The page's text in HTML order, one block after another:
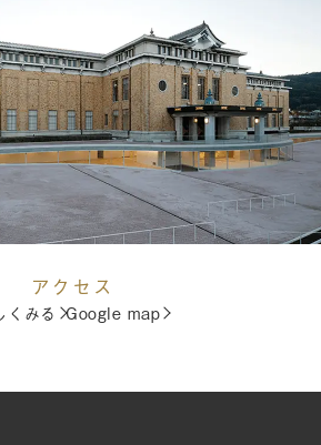
アクセス
くみる Google map